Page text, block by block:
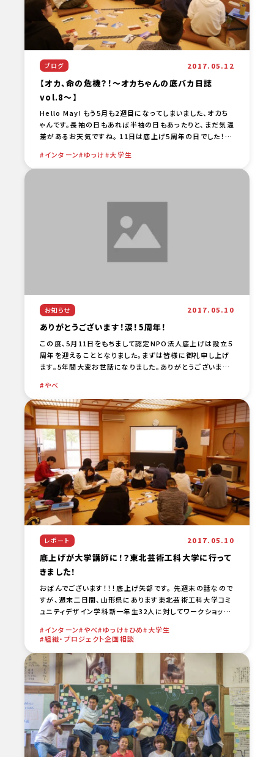
ブログ 2017.05.12
【オカ、命の危機？！～オカちゃんの底バカ日誌
vol.8～】
Hello May! もう5月も2週目になってしまいました、オカち
ゃんです。長袖の日もあれば半袖の日もあったりと、まだ気温
差があるお天気ですね。 11日は底上げ5周年の日でした！皆
インターン ゆっけ 大学生
お知らせ 2017.05.10
ありがとうございます！涙！5周年！
この度、5月11日をもちまして認定NPO法人底上げは設立５
周年を迎えることとなりました。まずは皆様に御礼申し上げ
ます。5年間大変お世話になりました。ありがとうございまし
…
やべ
レポート 2017.05.10
底上げが大学講師に！？東北芸術工科大学に行って
きました！
おばんでございます！！！底上げ矢部です。 先週末の話なので
すが、週末二日間、山形県にあります東北芸術工科大学コミ
ュニティデザイン学科新一年生32人に対してワークショップ
…
インターン やべ ゆっけ ひめ 大学生
組織・プロジェクト企画相談